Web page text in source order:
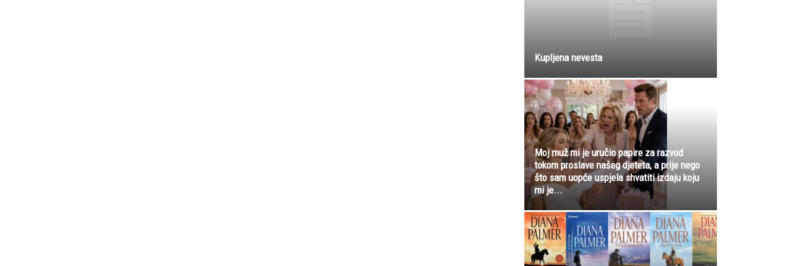
Kupljena nevesta
Moj muž mi je uručio papire za razvod
tokom proslave našeg djeteta, a prije nego
što sam uopće uspjela shvatiti izdaju koju
mi je...